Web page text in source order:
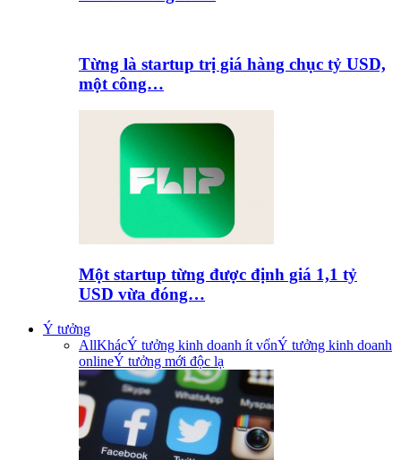
Từng là startup trị giá hàng chục tỷ USD,
một công…
Một startup từng được định giá 1,1 tỷ
USD vừa đóng…
Ý tưởng
AllKhácÝ tưởng kinh doanh ít vốnÝ tưởng kinh doanh
onlineÝ tưởng mới độc lạ